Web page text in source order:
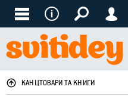
КАНЦТОВАРИ ТА КНИГИ